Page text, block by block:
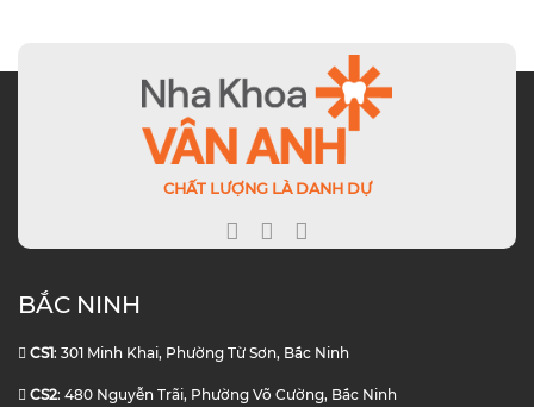
CHẤT LƯỢNG LÀ DANH DỰ
BẮC NINH
CS1: 301 Minh Khai, Phường Từ Sơn, Bắc Ninh
CS2: 480 Nguyễn Trãi, Phường Võ Cường, Bắc Ninh